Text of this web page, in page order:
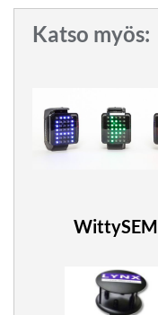
Katso myös:
WittySEM